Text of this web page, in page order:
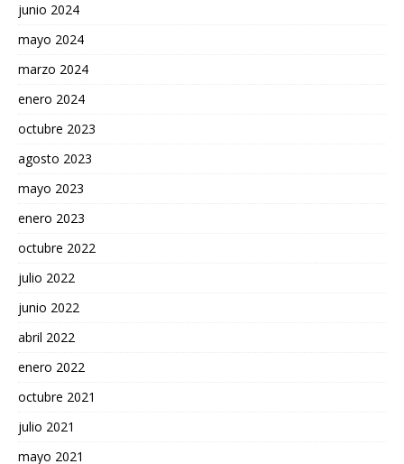
junio 2024
mayo 2024
marzo 2024
enero 2024
octubre 2023
agosto 2023
mayo 2023
enero 2023
octubre 2022
julio 2022
junio 2022
abril 2022
enero 2022
octubre 2021
julio 2021
mayo 2021